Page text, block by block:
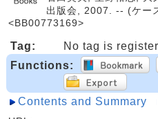
出版会, 2007. -- (ケー
<BB00773169>
Tag:
No tag is
Functions:
Contents and Summary